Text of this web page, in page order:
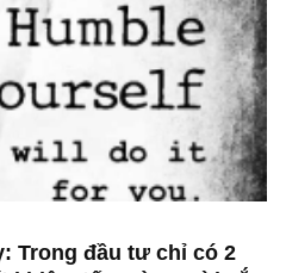
& bí quyết đầu tư
trị huyền thoại, chọn